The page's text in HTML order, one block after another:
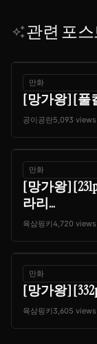
auto_awesome관련 포
만화
[망가왕] [풀
공이공란5,093 views
만화
[망가왕]
라리...
육삼핑키4,720 views
만화
[망가왕]
육삼핑키 3,605 views